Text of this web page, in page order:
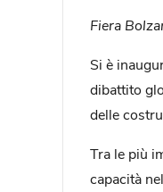
Fiera
Si è
dibattito
delle
Tra le più
capacità